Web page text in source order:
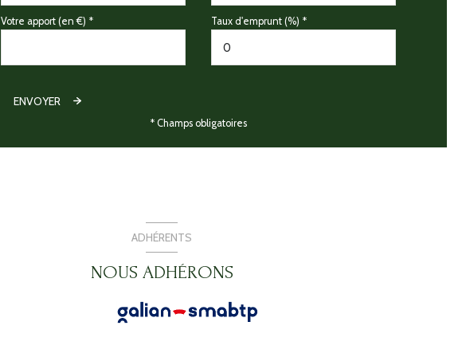
Votre apport (en €) * Taux d'emprunt (%) *
ENVOYER
* Champs obligatoires
ADHÉRENTS
NOUS ADHÉRONS